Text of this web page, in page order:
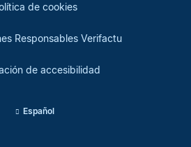
de cookies
Responsables Verifactu
de accesibilidad
Español